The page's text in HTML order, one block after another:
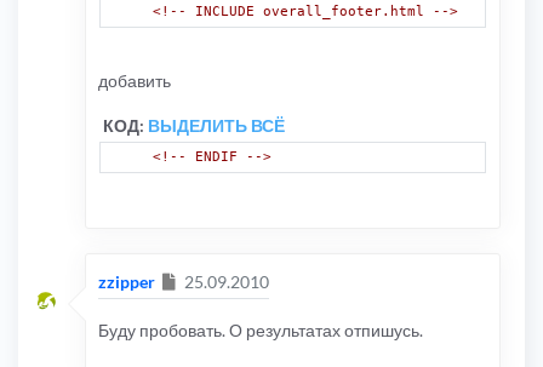
<!-- INCLUDE overall_footer.html -->
добавить
КОД: ВЫДЕЛИТЬ ВСЁ
<!-- ENDIF -->
zzipper Сообщение
25.09.2010
Буду пробовать. О результатах отпишусь.